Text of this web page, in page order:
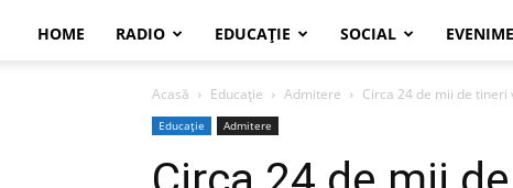
HOME RADIO EDUCAȚIE SOCIAL
Acasă Educație Admitere Circa 24 de mii de tineri
Educație Admitere